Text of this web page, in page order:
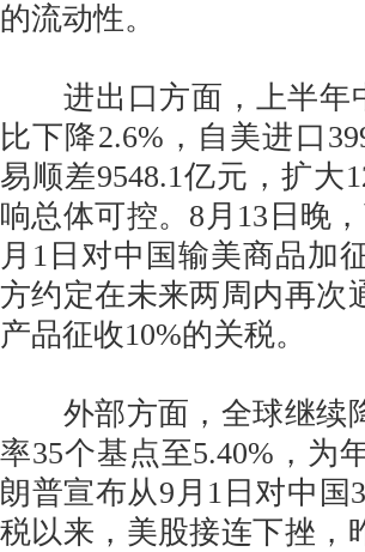
的流动性。
进出口方面，上半年
比下降2.6%，自美进口
易顺差9548.1亿元，扩大
响总体可控。8月13日晚
月1日对中国输美商品加
方约定在未来两周内再次
产品征收10%的关税。
外部方面，全球继续
率35个基点至5.40%，为
朗普宣布从9月1日对中国
税以来，美股接连下挫，